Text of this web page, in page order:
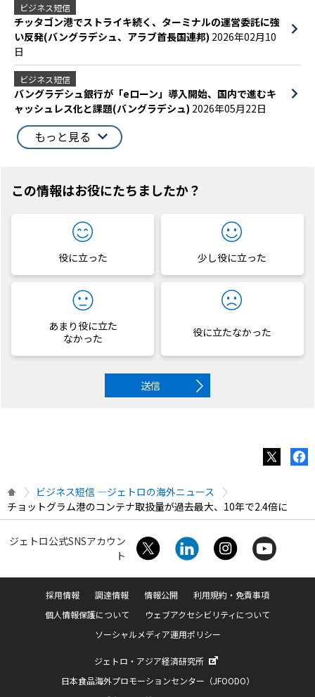
ビジネス短信
チッタゴン港でストライキ続く、ターミナルの運営委託に強
い反発(バングラデシュ、アラブ首長国連邦) 2026年02月10
日
ビジネス短信
バングラデシュ銀行が「eローン」導入開始、国内で進むキ
ャッシュレス化と課題(バングラデシュ) 2026年05月22日
もっと見る
この情報はお役にたちましたか？
役に立った 少し役に立った
あまり役に立た
なかった
役に立たなかった
送信
ビジネス短信 ―ジェトロの海外ニュース
チョットグラム港のコンテナ取扱量が過去最大、10年で2.4倍に
ジェトロ公式SNSアカウン
ト
採用情報 調達情報 情報公開
利用規約・免責事項
個人情報保護について
ウェブアクセシビリティについて
ソーシャルメディア運用ポリシー
ジェトロ・アジア経済研究所
日本食品海外プロモーションセンター（JFOODO）